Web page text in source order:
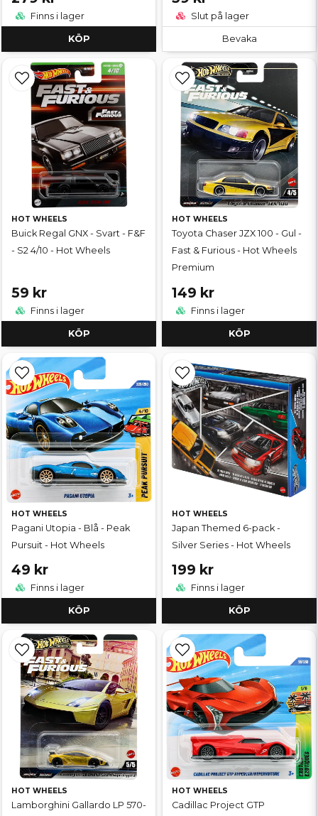
Finns i lager
KÖP
Slut på lager
Bevaka
HOT WHEELS
Buick Regal GNX - Svart - F&F
- S2 4/10 - Hot Wheels
59 kr
Finns i lager
KÖP
HOT WHEELS
Toyota Chaser JZX 100 - Gul -
Fast & Furious - Hot Wheels
Premium
149 kr
Finns i lager
KÖP
HOT WHEELS
Pagani Utopia - Blå - Peak
Pursuit - Hot Wheels
49 kr
Finns i lager
KÖP
HOT WHEELS
Japan Themed 6-pack -
Silver Series - Hot Wheels
199 kr
Finns i lager
KÖP
HOT WHEELS
Lamborghini Gallardo LP 570-
HOT WHEELS
Cadillac Project GTP